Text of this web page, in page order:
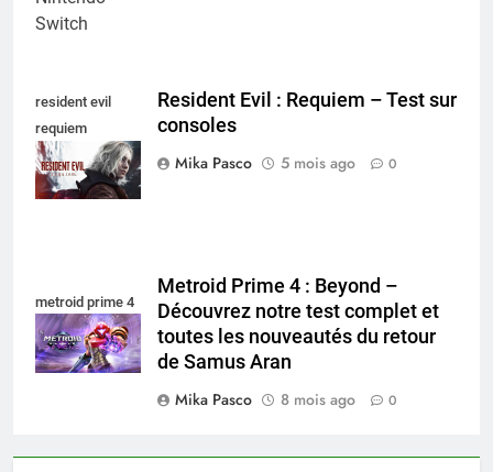
resident evil
requiem
nintendo switch
Resident Evil : Requiem – Test sur
consoles
Mika Pasco
5 mois ago 0
metroid prime 4
Metroid Prime 4 : Beyond –
Découvrez notre test complet et
toutes les nouveautés du retour
de Samus Aran
Mika Pasco
8 mois ago 0